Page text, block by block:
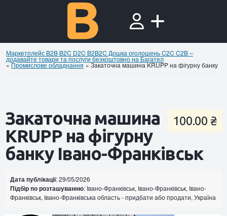
Маркетплейс B2B B2C D2C B2B2C Дошка оголошень C2C C2B –
додавайте товари та послуги безкоштовно на Багател
»Промислове обладнання »Закаточна машина KRUPP на фігурну банку
100.00 ₴
Закаточна машина
KRUPP на фігурну
банку Івано-Франківськ
Дата публікації: 29/05/2026
Підбір по розташуванню: Івано-Франківськ, Івано-Франківськ, Івано-
Франківськ, Івано-Франківська область - придбати або продати, Україна